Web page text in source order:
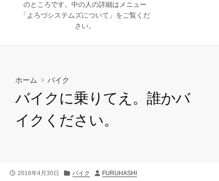
のところです。中の人の詳細はメニュー
「よろづシステムズについて」をご覧くだ
さい。
ホーム > バイク
バイクに乗りてえ。誰かバ
イクください。
公
2016年4月30日
カ
バイク
投
FURUHASHI